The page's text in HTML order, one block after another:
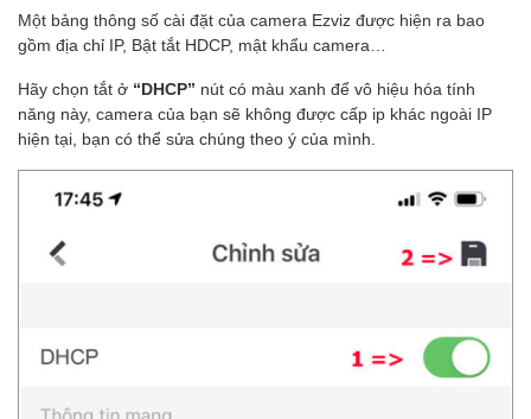
Một bảng thông số cài đặt của camera Ezviz được hiện ra bao
gồm địa chỉ IP, Bật tắt HDCP, mật khẩu camera…
Hãy chọn tắt ở “DHCP” nút có màu xanh để vô hiệu hóa tính
năng này, camera của bạn sẽ không được cấp ip khác ngoài IP
hiện tại, bạn có thể sửa chúng theo ý của mình.